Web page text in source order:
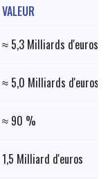
VALEUR
≈ 5,3 Milliards d'euros
≈ 5,0 Milliards d'euros
≈ 90 %
1,5 Milliard d'euros